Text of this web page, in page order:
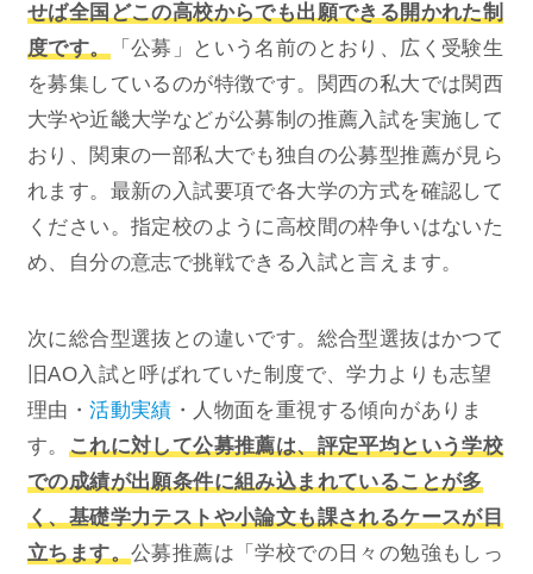
せば全国どこの高校からでも出願できる開かれた制
度です。「公募」という名前のとおり、広く受験生
を募集しているのが特徴です。関西の私大では関西
大学や近畿大学などが公募制の推薦入試を実施して
おり、関東の一部私大でも独自の公募型推薦が見ら
れます。最新の入試要項で各大学の方式を確認して
ください。指定校のように高校間の枠争いはないた
め、自分の意志で挑戦できる入試と言えます。
次に総合型選抜との違いです。総合型選抜はかつて
旧AO入試と呼ばれていた制度で、学力よりも志望
理由・活動実績 ・人物面を重視する傾向がありま
す。 これに対して公募推薦は、評定平均という学校
での成績が出願条件に組み込まれていることが多
く、基礎学力テストや小論文も課されるケースが目
立ちます。公募推薦は「学校での日々の勉強もしっ